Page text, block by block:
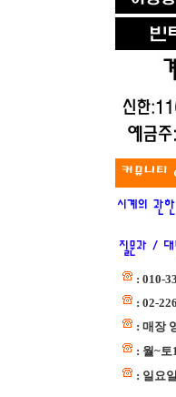
: 010-
: 02-
: 매장
: 월~토
: 일요